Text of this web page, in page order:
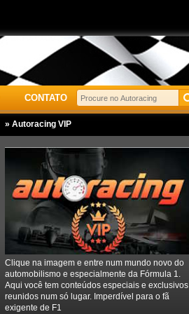
CONTATO
» Autoracing VIP
Clique na imagem e entre num mundo novo do
automobilismo e especialmente da Fórmula 1.
Aqui você tem conteúdos especiais e exclusivos
reunidos num só lugar. Imperdível para o fã
exigente de F1